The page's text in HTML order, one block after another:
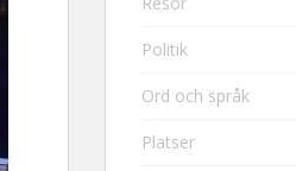
Politik
Ord och språk
Platser